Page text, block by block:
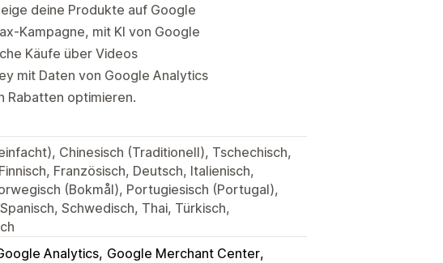
deine Produkte auf Google
Kampagne, mit KI von Google
Käufe über Videos
mit Daten von Google Analytics
Rabatten optimieren.
Chinesisch (Traditionell), Tschechisch,
Französisch, Deutsch, Italienisch,
(Bokmål), Portugiesisch (Portugal),
Schwedisch, Thai, Türkisch,
Analytics Google Merchant Center